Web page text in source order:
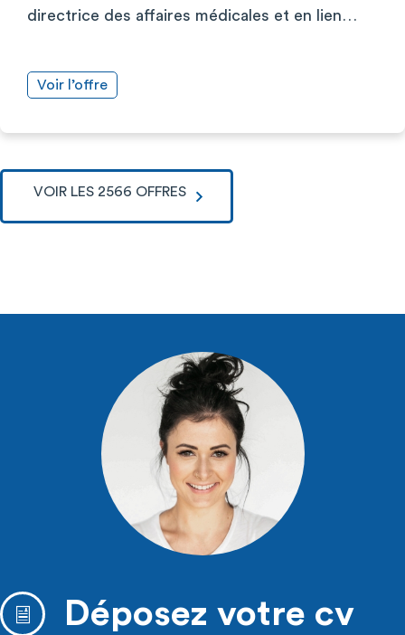
directrice des affaires médicales et en lien…
Voir l’offre
VOIR LES 2566 OFFRES
Déposez votre cv